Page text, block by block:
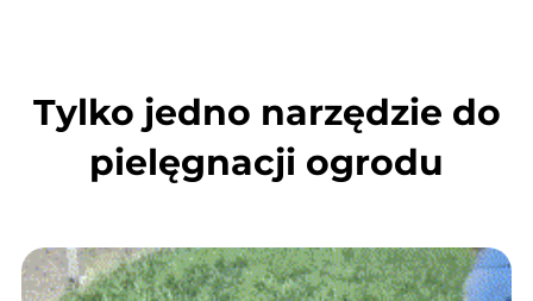
Tylko jedno narzędzie do
pielęgnacji ogrodu